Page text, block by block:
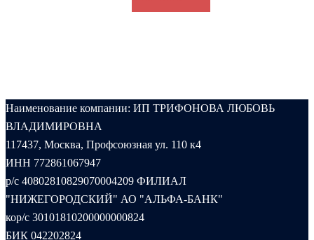
Наименование компании: ИП ТРИФОНОВА ЛЮБОВЬ
ВЛАДИМИРОВНА
117437, Москва, Профсоюзная ул. 110 к4
ИНН 772861067947
р/с 40802810829070004209 ФИЛИАЛ
"НИЖЕГОРОДСКИЙ" АО "АЛЬФА-БАНК"
кор/с 30101810200000000824
БИК 042202824